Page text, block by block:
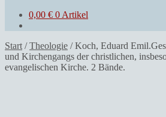
0,00 € 0 Artikel
Start /Theologie /Koch, Eduard
und Kirchengangs der christlichen,
evangelischen Kirche. 2 Bände.